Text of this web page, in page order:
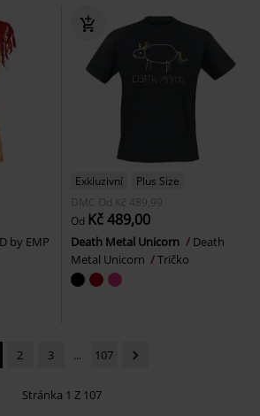
by EMP
Exkluzivní
Plus Size
DMC Od Kč 489,99
Od Kč 489,00
Death Metal Unicorn
Death
Metal Unicorn
Tričko
2 3 ... 107
Stránka 1 Z 107